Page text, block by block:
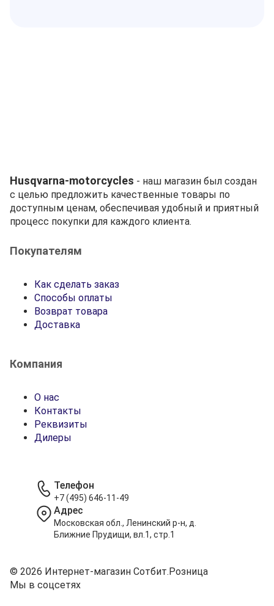
Husqvarna-motorcycles - наш магазин был создан
с целью предложить качественные товары по
доступным ценам, обеспечивая удобный и приятный
процесс покупки для каждого клиента.
Покупателям
Как сделать заказ
Способы оплаты
Возврат товара
Доставка
Компания
О нас
Контакты
Реквизиты
Дилеры
Телефон
+7 (495) 646-11-49
Адрес
Московская обл., Ленинский р-н, д.
Ближние Прудищи, вл.1, стр.1
© 2026 Интернет-магазин Сотбит.Розница
Мы в соцсетях